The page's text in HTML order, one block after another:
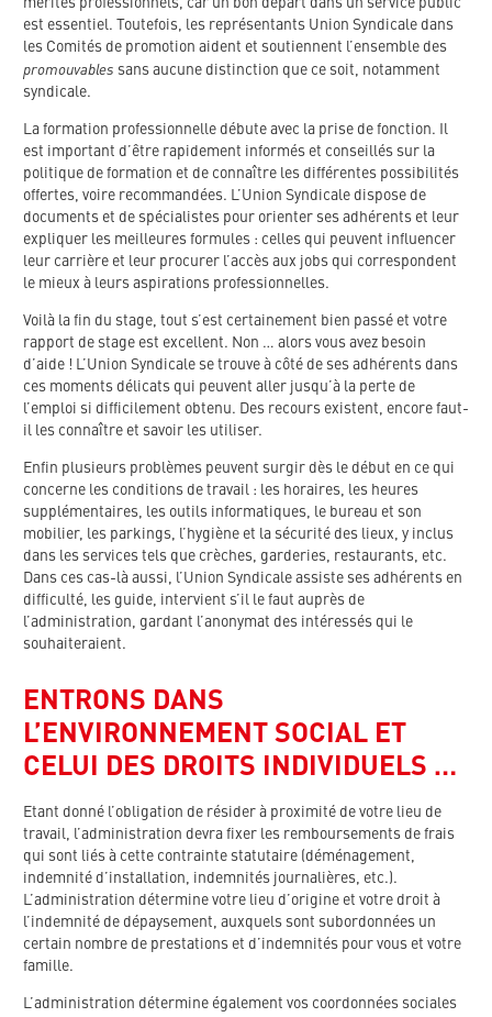
mérites professionnels, car un bon départ dans un service public
est essentiel. Toutefois, les représentants Union Syndicale dans
les Comités de promotion aident et soutiennent l’ensemble des
promouvables sans aucune distinction que ce soit, notamment
syndicale.
La formation professionnelle débute avec la prise de fonction. Il
est important d’être rapidement informés et conseillés sur la
politique de formation et de connaître les différentes possibilités
offertes, voire recommandées. L’Union Syndicale dispose de
documents et de spécialistes pour orienter ses adhérents et leur
expliquer les meilleures formules : celles qui peuvent influencer
leur carrière et leur procurer l’accès aux jobs qui correspondent
le mieux à leurs aspirations professionnelles.
Voilà la fin du stage, tout s’est certainement bien passé et votre
rapport de stage est excellent. Non … alors vous avez besoin
d’aide ! L’Union Syndicale se trouve à côté de ses adhérents dans
ces moments délicats qui peuvent aller jusqu’à la perte de
l’emploi si difficilement obtenu. Des recours existent, encore faut-
il les connaître et savoir les utiliser.
Enfin plusieurs problèmes peuvent surgir dès le début en ce qui
concerne les conditions de travail : les horaires, les heures
supplémentaires, les outils informatiques, le bureau et son
mobilier, les parkings, l’hygiène et la sécurité des lieux, y inclus
dans les services tels que crèches, garderies, restaurants, etc.
Dans ces cas-là aussi, l’Union Syndicale assiste ses adhérents en
difficulté, les guide, intervient s’il le faut auprès de
l’administration, gardant l’anonymat des intéressés qui le
souhaiteraient.
ENTRONS DANS
L’ENVIRONNEMENT SOCIAL ET
CELUI DES DROITS INDIVIDUELS …
Etant donné l’obligation de résider à proximité de votre lieu de
travail, l’administration devra fixer les remboursements de frais
qui sont liés à cette contrainte statutaire (déménagement,
indemnité d’installation, indemnités journalières, etc.).
L’administration détermine votre lieu d’origine et votre droit à
l’indemnité de dépaysement, auxquels sont subordonnées un
certain nombre de prestations et d’indemnités pour vous et votre
famille.
L’administration détermine également vos coordonnées sociales